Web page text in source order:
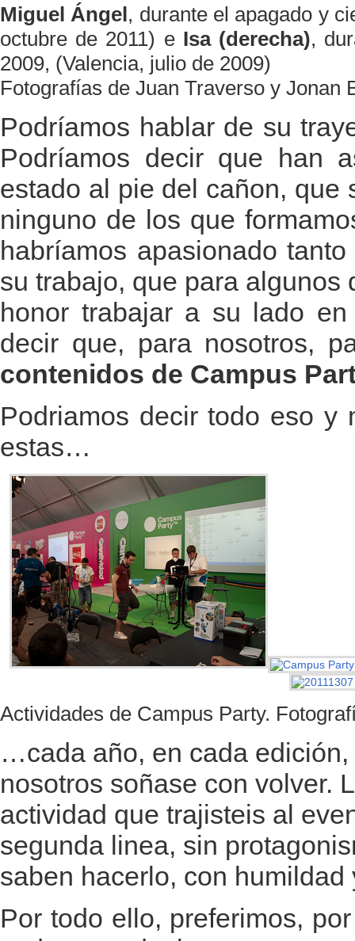
Miguel Ángel, durante el apagado y
octubre de 2011) e Isa (derecha),
2009, (Valencia, julio de 2009)
Fotografías de Juan Traverso y Jonan
Podríamos hablar de su
Podríamos decir que han
estado al pie del cañon,
ninguno de los que
habríamos apasionado
su trabajo, que para algunos
honor trabajar a su lado
decir que, para nosotros,
contenidos de Campus
Podriamos decir todo eso y
estas…
Actividades de Campus Party.
…cada año, en cada
nosotros soñase con volver.
actividad que trajisteis al
segunda linea, sin
saben hacerlo, con humildad
Por todo ello, preferimos,